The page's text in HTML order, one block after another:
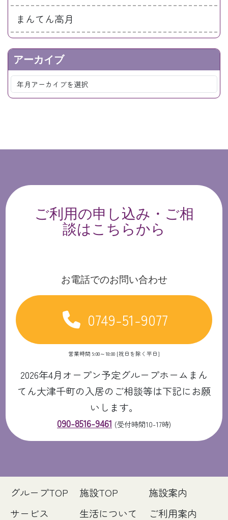
まんてん高月
アーカイブ
ご利用の申し込み・ご相
談はこちらから
お電話でのお問い合わせ
0749-51-9077
営業時間 9:00～18:00 [祝日を除く平日]
2026年4月オープン予定グループホームまん
てん大津千町の入居のご相談等は下記にお願
いします。
090-8516-9461 (受付時間10-17時)
グループTOP 施設TOP
施設案内
サービス
生活について ご利用案内